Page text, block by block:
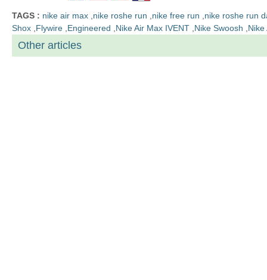
TAGS : nike air max nike roshe run nike free run
nike roshe run
Shox Flywire Engineered Nike Air Max IVENT Nike Swoosh Nike
Other articles